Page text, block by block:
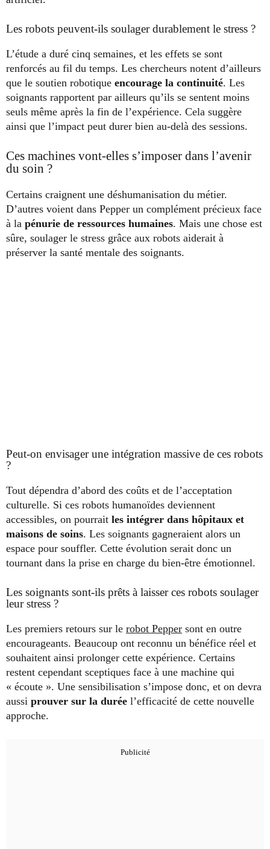
Les robots peuvent-ils soulager durablement le stress ?
L’étude a duré cinq semaines, et les effets se sont
renforcés au fil du temps. Les chercheurs notent d’ailleurs
que le soutien robotique encourage la continuité. Les
soignants rapportent par ailleurs qu’ils se sentent moins
seuls même après la fin de l’expérience. Cela suggère
ainsi que l’impact peut durer bien au-delà des sessions.
Ces machines vont-elles s’imposer dans l’avenir
du soin ?
Certains craignent une déshumanisation du métier.
D’autres voient dans Pepper un complément précieux face
à la pénurie de ressources humaines. Mais une chose est
sûre, soulager le stress grâce aux robots aiderait à
préserver la santé mentale des soignants.
Peut-on envisager une intégration massive de ces robots
?
Tout dépendra d’abord des coûts et de l’acceptation
culturelle. Si ces robots humanoïdes deviennent
accessibles, on pourrait les intégrer dans hôpitaux et
maisons de soins. Les soignants gagneraient alors un
espace pour souffler. Cette évolution serait donc un
tournant dans la prise en charge du bien-être émotionnel.
Les soignants sont-ils prêts à laisser ces robots soulager
leur stress ?
Les premiers retours sur le robot Pepper sont en outre
encourageants. Beaucoup ont reconnu un bénéfice réel et
souhaitent ainsi prolonger cette expérience. Certains
restent cependant sceptiques face à une machine qui
« écoute ». Une sensibilisation s’impose donc, et on devra
aussi prouver sur la durée l’efficacité de cette nouvelle
approche.